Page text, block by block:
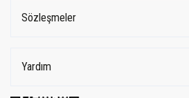
Sözleşmeler
Yardım